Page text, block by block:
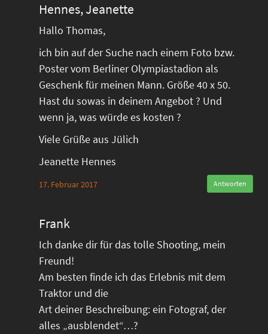
Hennes, Jeanette
Hallo Thomas,
ich bin auf der Suche nach einem Foto bzw.
Poster vom Berliner Olympiastadion als
Geschenk für meinen Mann. Größe 40 x 50.
Hast du sowas in deinem Angebot ? Und
wenn ja, was würde es kosten ?
Viele Grüße aus Jülich
Jeanette Hennes
17. Februar 2017 Antworten
Frank
Ich danke dir für das tolle Shooting, mein
Freund!
Am besten finde ich das Erlebnis mit dem
Traktor und die
Art deiner Beschreibung: ein Fotograf, der
alles „ausblendet“…?